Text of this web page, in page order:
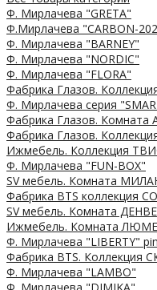
Ф. Мирлачева "GRETA"
Ф.Мирлачева "CARBON-
Ф. Мирлачева "BARNEY"
Ф. Мирлачева "NORDIC"
Ф. Мирлачева "FLORA"
Фабрика Глазов.
Ф. Мирлачева серия
Фабрика Глазов. Комната
Фабрика Глазов.
Ижмебель. Коллекция
Ф. Мирлачева "FUN-BOX"
SV мебель. Комната
Фабрика BTS коллекция
SV мебель. Комната
Ижмебель. Комната
Ф. Мирлачева "LIBERTY"
Фабрика BTS. Коллекция
Ф. Мирлачева "LAMBO"